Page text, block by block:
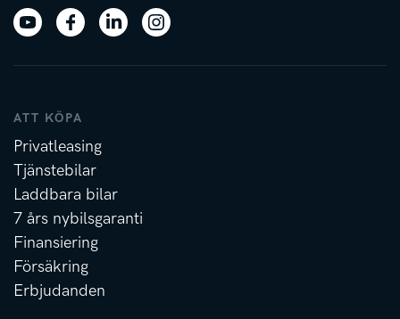
ATT KÖPA
Privatleasing
Tjänstebilar
Laddbara bilar
7 års nybilsgaranti
Finansiering
Försäkring
Erbjudanden